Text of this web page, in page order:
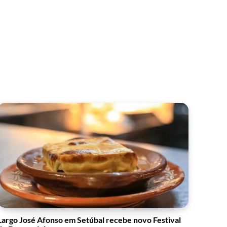
José Afonso em Setúbal recebe novo Festival